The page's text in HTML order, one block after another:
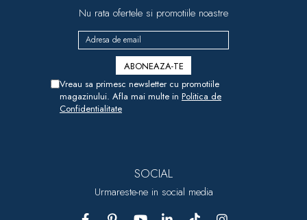
Nu rata ofertele si promotiile noastre
Vreau sa primesc newsletter cu promotiile
magazinului. Afla mai multe in Politica de
Confidentialitate
SOCIAL
Urmareste-ne in social media